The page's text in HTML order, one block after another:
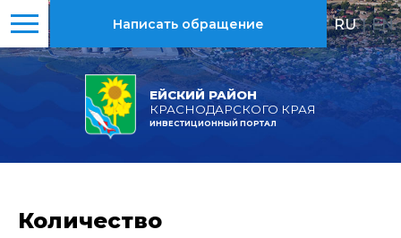
ЕЙСКИЙ РАЙОН
КРАСНОДАРСКОГО КРАЯ
ИНВЕСТИЦИОННЫЙ ПОРТАЛ
Написать обращение RU | EN
Количество